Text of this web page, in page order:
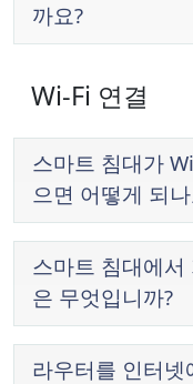
까요?
Wi-Fi 연결
스마트 침대가
으면 어떻게 되
스마트 침대에서
은 무엇입니까?
라우터를 인터넷